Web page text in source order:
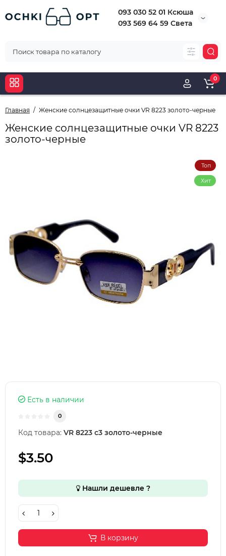
093 030 52 01 Ксюша
093 569 64 59 Света
0
Главная Женские солнцезащитные очки VR 8223 золото-черные
Женские солнцезащитные очки VR 8223
золото-черные
Топ
Хит
Есть в наличии
0
Код товара: VR 8223 c3 золото-черные
$3.50
Нашли дешевле ?
В корзину